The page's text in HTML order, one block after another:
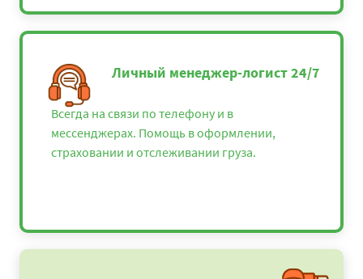
Личный менеджер-логист 24/7
Всегда на связи по телефону и в
мессенджерах. Помощь в оформлении,
страховании и отслеживании груза.